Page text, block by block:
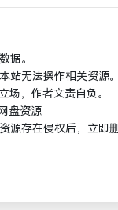
据。
站无法操作相关资源。
场，作者文责自负。
盘资源
源存在侵权后，立即删